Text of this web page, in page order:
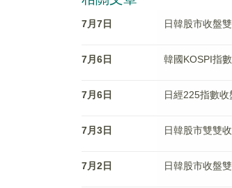
7月7日 日韓股市收盤
7月6日 韓國KOSPI指
7月6日 日經225指數
7月3日 日韓股市雙雙
7月2日 日韓股市收盤